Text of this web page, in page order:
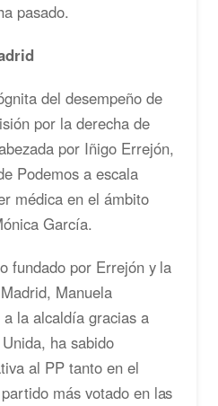
pasado.
del desempeño de
por la derecha de
por Iñigo Errejón,
Podemos a escala
médica en el ámbito
García.
fundado por Errejón y la
Manuela
la alcaldía gracias a
ha sabido
al PP tanto en el
más votado en las